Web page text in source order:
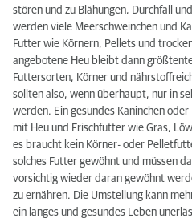
stören und zu Blähungen, Durchfall
werden viele Meerschweinchen und
Futter wie Körnern, Pellets und
angebotene Heu bleibt dann
Futtersorten, Körner und
sollten also, wenn überhaupt, nur in
werden. Ein gesundes Kaninchen
mit Heu und Frischfutter wie Gras,
es braucht kein Körner- oder
solches Futter gewöhnt und müssen
vorsichtig wieder daran gewöhnt
zu ernähren. Die Umstellung kann
ein langes und gesundes Leben